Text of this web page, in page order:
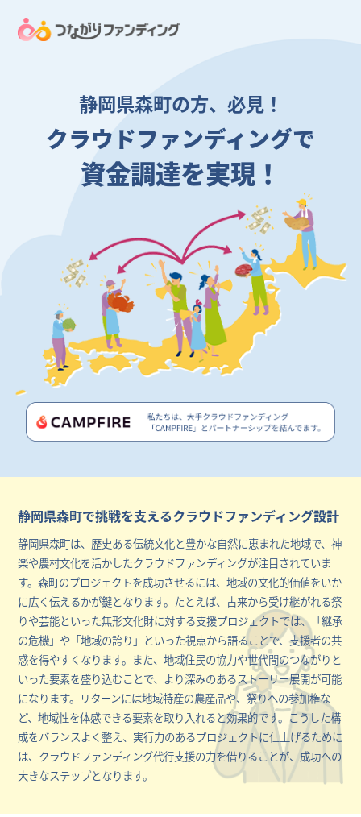
静岡県森町の方、必見！
クラウドファンディングで
資金調達を実現！
静岡県森町で挑戦を支えるクラウドファンディング設計
静岡県森町は、歴史ある伝統文化と豊かな自然に恵まれた地域で、神
楽や農村文化を活かしたクラウドファンディングが注目されていま
す。森町のプロジェクトを成功させるには、地域の文化的価値をいか
に広く伝えるかが鍵となります。たとえば、古来から受け継がれる祭
りや芸能といった無形文化財に対する支援プロジェクトでは、「継承
の危機」や「地域の誇り」といった視点から語ることで、支援者の共
感を得やすくなります。また、地域住民の協力や世代間のつながりと
いった要素を盛り込むことで、より深みのあるストーリー展開が可能
になります。リターンには地域特産の農産品や、祭りへの参加権な
ど、地域性を体感できる要素を取り入れると効果的です。こうした構
成をバランスよく整え、実行力のあるプロジェクトに仕上げるために
は、クラウドファンディング代行支援の力を借りることが、成功への
大きなステップとなります。